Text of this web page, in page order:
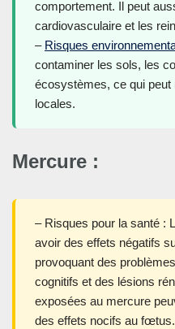
comportement. Il peut
cardiovasculaire et les
– Risques
contaminer les sols, les
écosystèmes, ce qui peut
locales.
Mercure :
– Risques pour la santé :
avoir des effets négatifs
provoquant des
cognitifs et des lésions
exposées au mercure
des effets nocifs au fœtus.